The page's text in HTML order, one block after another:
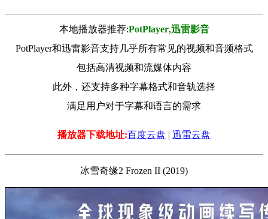
本地播放器推荐:РotРlayer,迅雷影音
PotPlayer和迅雷影音支持几乎所有常见的视频和音频格式
包括高清视频和流媒体内容
此外，还支持多种字幕格式和音轨选择
满足用户对于字幕和语言的需求
播放器下载地址:百度云盘 | 迅雷云盘
冰雪奇缘2 Frozen II (2019)